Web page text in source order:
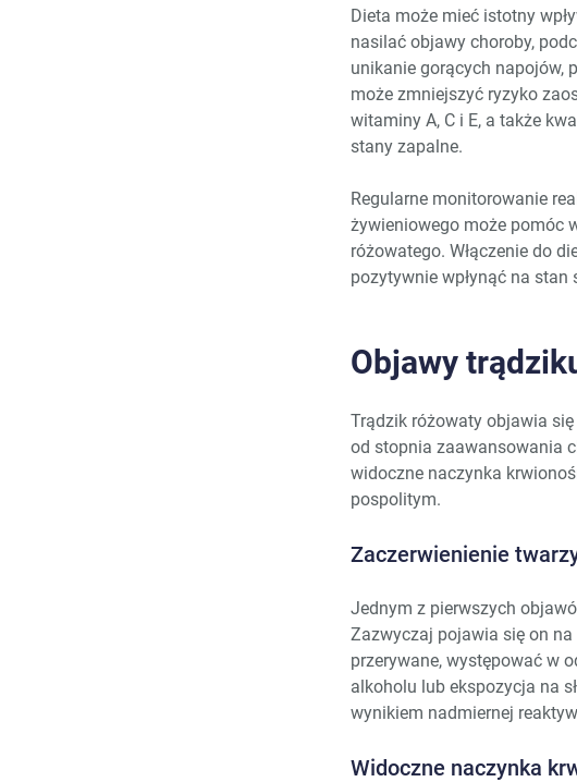
Dieta może mieć istotny
nasilać objawy choroby,
unikanie gorących napojów,
może zmniejszyć ryzyko
witaminy A, C i E, a także
stany zapalne.
Regularne monitorowanie
żywieniowego może pomóc
różowatego. Włączenie do
pozytywnie wpłynąć na stan
Objawy
Trądzik różowaty objawia
od stopnia zaawansowania
widoczne naczynka
pospolitym.
Zaczerwienienie
Jednym z pierwszych
Zazwyczaj pojawia się on
przerywane, występować w
alkoholu lub ekspozycja na
wynikiem nadmiernej
Widoczne naczynka